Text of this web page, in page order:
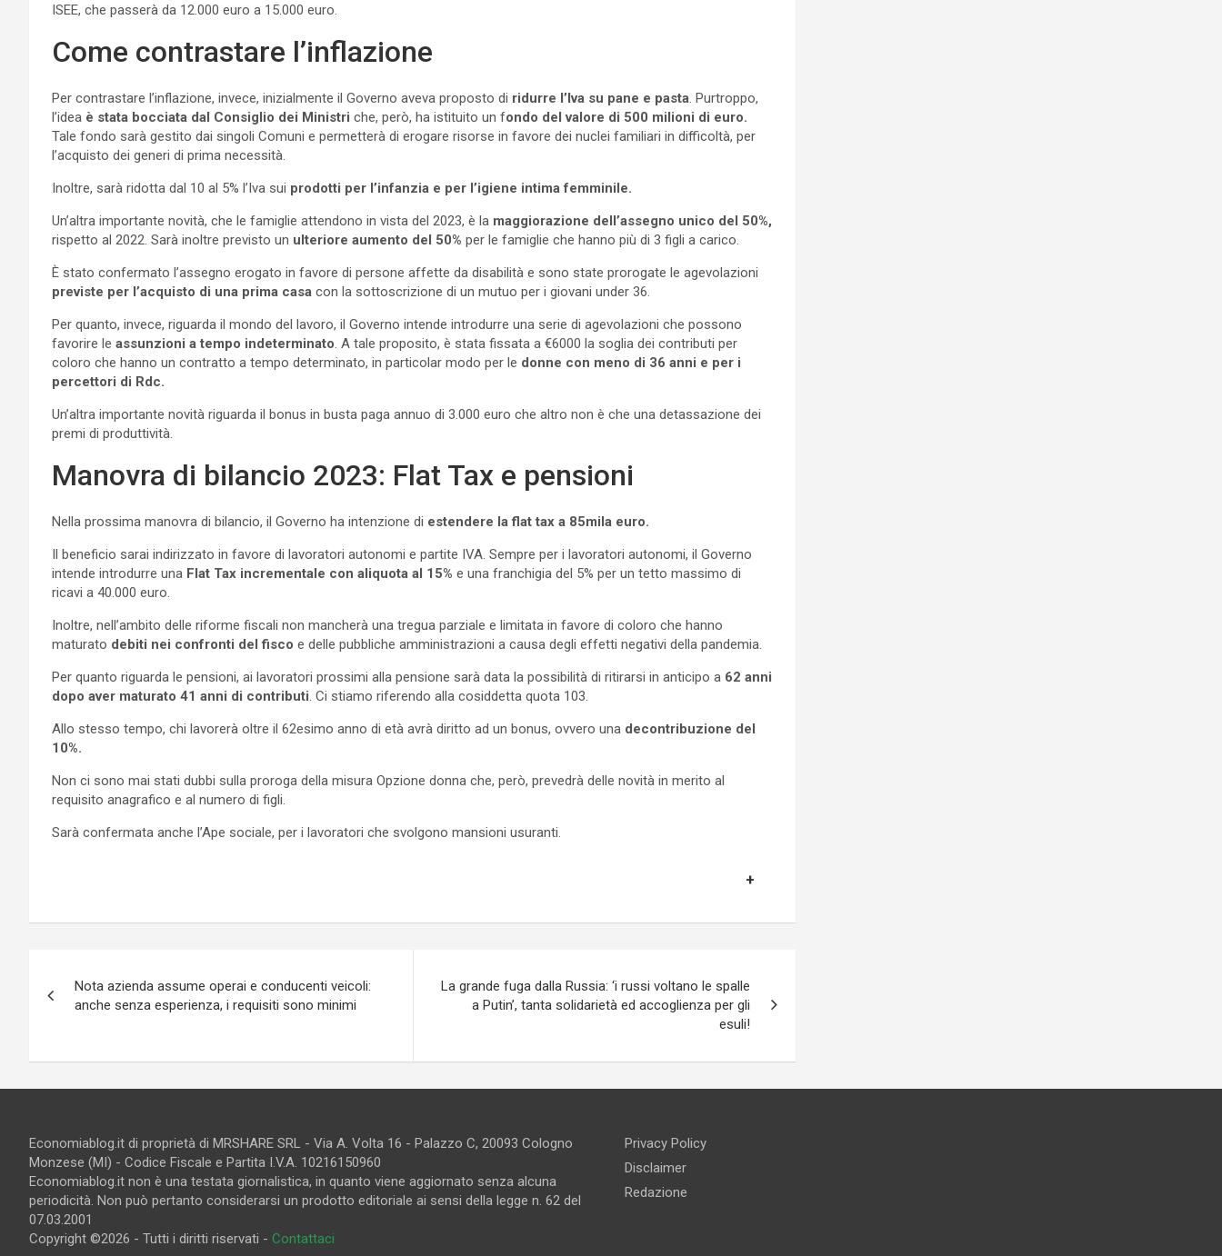
ISEE, che passerà da 12.000 euro a 15.000 euro.
Come contrastare l’inflazione
Per contrastare l’inflazione, invece, inizialmente il Governo aveva proposto di ridurre l’Iva su pane e pasta. Purtroppo,
l’idea è stata bocciata dal Consiglio dei Ministri che, però, ha istituito un fondo del valore di 500 milioni di euro.
Tale fondo sarà gestito dai singoli Comuni e permetterà di erogare risorse in favore dei nuclei familiari in difficoltà, per
l’acquisto dei generi di prima necessità.
Inoltre, sarà ridotta dal 10 al 5% l’Iva sui prodotti per l’infanzia e per l’igiene intima femminile.
Un’altra importante novità, che le famiglie attendono in vista del 2023, è la maggiorazione dell’assegno unico del 50%,
rispetto al 2022. Sarà inoltre previsto un ulteriore aumento del 50% per le famiglie che hanno più di 3 figli a carico.
È stato confermato l’assegno erogato in favore di persone affette da disabilità e sono state prorogate le agevolazioni
previste per l’acquisto di una prima casa con la sottoscrizione di un mutuo per i giovani under 36.
Per quanto, invece, riguarda il mondo del lavoro, il Governo intende introdurre una serie di agevolazioni che possono
favorire le assunzioni a tempo indeterminato. A tale proposito, è stata fissata a €6000 la soglia dei contributi per
coloro che hanno un contratto a tempo determinato, in particolar modo per le donne con meno di 36 anni e per i
percettori di Rdc.
Un’altra importante novità riguarda il bonus in busta paga annuo di 3.000 euro che altro non è che una detassazione dei
premi di produttività.
Manovra di bilancio 2023: Flat Tax e pensioni
Nella prossima manovra di bilancio, il Governo ha intenzione di estendere la flat tax a 85mila euro.
Il beneficio sarai indirizzato in favore di lavoratori autonomi e partite IVA. Sempre per i lavoratori autonomi, il Governo
intende introdurre una Flat Tax incrementale con aliquota al 15% e una franchigia del 5% per un tetto massimo di
ricavi a 40.000 euro.
Inoltre, nell’ambito delle riforme fiscali non mancherà una tregua parziale e limitata in favore di coloro che hanno
maturato debiti nei confronti del fisco e delle pubbliche amministrazioni a causa degli effetti negativi della pandemia.
Per quanto riguarda le pensioni, ai lavoratori prossimi alla pensione sarà data la possibilità di ritirarsi in anticipo a 62 anni
dopo aver maturato 41 anni di contributi. Ci stiamo riferendo alla cosiddetta quota 103.
Allo stesso tempo, chi lavorerà oltre il 62esimo anno di età avrà diritto ad un bonus, ovvero una decontribuzione del
10%.
Non ci sono mai stati dubbi sulla proroga della misura Opzione donna che, però, prevedrà delle novità in merito al
requisito anagrafico e al numero di figli.
Sarà confermata anche l’Ape sociale, per i lavoratori che svolgono mansioni usuranti.
articoli
Nota azienda assume operai e conducenti veicoli:
anche senza esperienza, i requisiti sono minimi
La grande fuga dalla Russia: ‘i russi voltano le spalle
a Putin’, tanta solidarietà ed accoglienza per gli
esuli!
Economiablog.it di proprietà di MRSHARE SRL - Via A. Volta 16 - Palazzo C, 20093 Cologno
Monzese (MI) - Codice Fiscale e Partita I.V.A. 10216150960
Economiablog.it non è una testata giornalistica, in quanto viene aggiornato senza alcuna
periodicità. Non può pertanto considerarsi un prodotto editoriale ai sensi della legge n. 62 del
07.03.2001
Copyright ©2026 - Tutti i diritti riservati - Contattaci
Privacy Policy
Disclaimer
Redazione